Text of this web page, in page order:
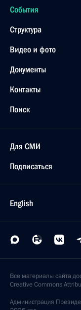
и
3 октября 2000 года,
Владимир Путин
Рау и
Шредеру
Владимир Путин
Джигарханяна,
«Ленком»,
Владимир Путин,
и Президент
по телефону